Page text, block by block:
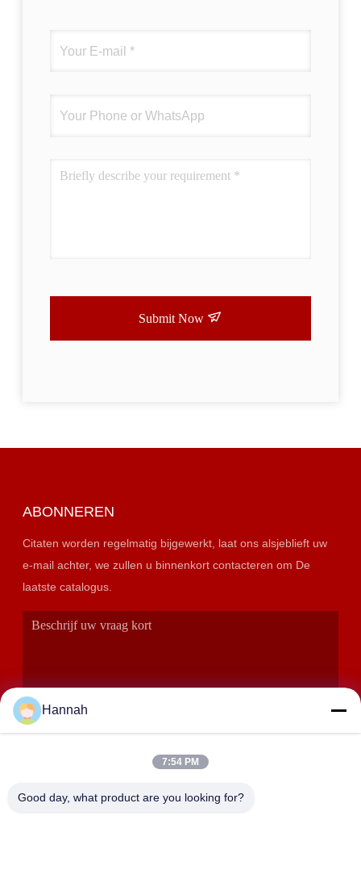
Submit Now
ABONNEREN
Citaten worden regelmatig bijgewerkt, laat ons alsjeblieft uw
e-mail achter, we zullen u binnenkort contacteren om De
laatste catalogus.
Hannah
7:54 PM
Good day, what product are you looking for?